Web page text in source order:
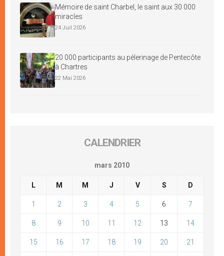
Mémoire de saint Charbel, le saint aux 30 000
miracles
24 Juil 2026
20 000 participants au pèlerinage de Pentecôte
à Chartres
22 Mai 2026
CALENDRIER
mars 2010
L M M J V S D
1 2 3 4 5 6 7
8 9 10 11 12 13 14
15 16 17 18 19 20 21